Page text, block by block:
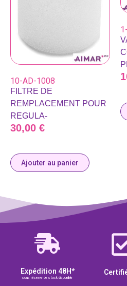
10-AD-1008
FILTRE DE
REMPLACEMENT POUR
REGULA-
30,00 €
Ajouter au panier
Expédition 48H*
sous réserve de stock disponible